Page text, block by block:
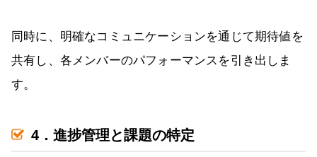
同時に、明確なコミュニケーションを通じて期待値を
共有し、各メンバーのパフォーマンスを引き出しま
す。
4．進捗管理と課題の特定